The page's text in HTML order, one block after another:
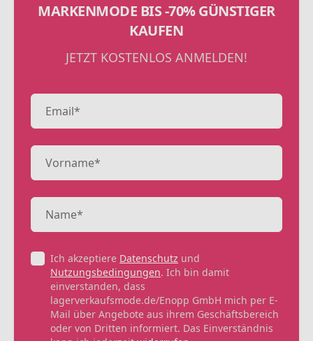
MARKENMODE BIS -70% GÜNSTIGER
KAUFEN
JETZT KOSTENLOS ANMELDEN!
Ich akzeptiere Datenschutz und
Nutzungsbedingungen. Ich bin damit
einverstanden, dass
lagerverkaufsmode.de/Enopp GmbH mich per E-
Mail über Angebote aus ihrem Geschäftsbereich
oder von Dritten informiert. Das Einverständnis